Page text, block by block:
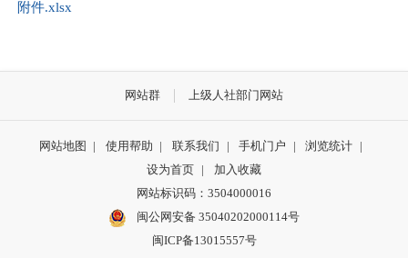
附件.xlsx
网站群 上级人社部门网站
网站地图 | 使用帮助 | 联系我们 | 手机门户 | 浏览统计 |
设为首页 |
加入收藏
网站标识码：3504000016
闽公网安备 35040202000114号
闽ICP备13015557号